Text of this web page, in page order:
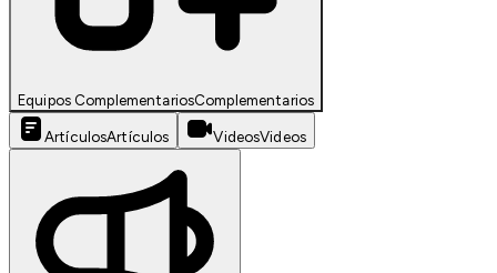
Equipos ComplementariosComplementarios
ArtículosArtículos VideosVideos